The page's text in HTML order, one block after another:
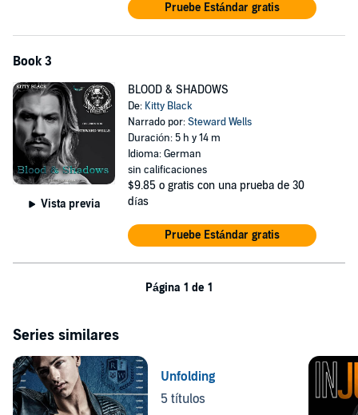
Pruebe Estándar gratis
Book 3
Vista previa
BLOOD & SHADOWS
De: Kitty Black
Narrado por:Steward Wells
Duración: 5 h y 14 m
Idioma: German
sin calificaciones
$9.85 o gratis con una prueba de 30
días
Pruebe Estándar gratis
Página 1 de 1
Series similares
Unfolding
5 títulos